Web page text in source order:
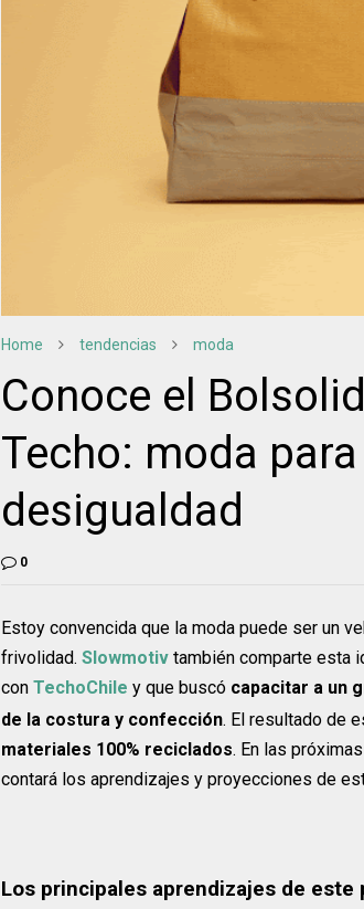
Home tendencias moda
Conoce el
Techo: moda
desigualdad
0
Estoy convencida que la moda puede ser un
frivolidad. Slowmotiv también comparte esta
con TechoChile y que buscó capacitar a un
de la costura y confección. El resultado de
materiales 100% reciclados. En las
contará los aprendizajes y proyecciones de
Los principales aprendizajes de este